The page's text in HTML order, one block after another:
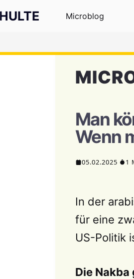
Microblog
Man
Wenn
05.02.2025 1
In der
für eine
US-Politik
Die